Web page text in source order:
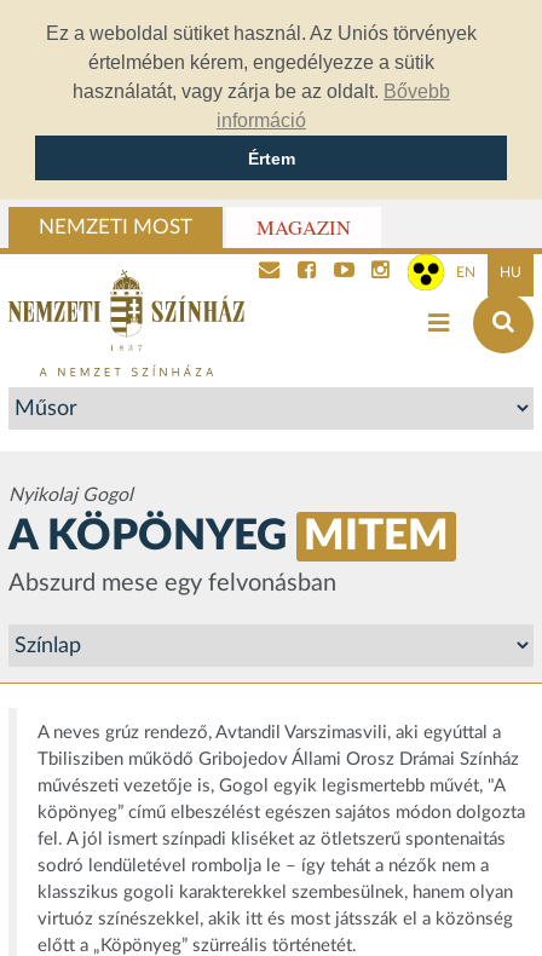
Ez a weboldal sütiket használ. Az Uniós törvények
értelmében kérem, engedélyezze a sütik
használatát, vagy zárja be az oldalt. Bővebb
információ
Értem
NEMZETI MOST MAGAZIN
EN HU
Nyikolaj Gogol
A KÖPÖNYEG MITEM
Abszurd mese egy felvonásban
A neves grúz rendező, Avtandil Varszimasvili, aki egyúttal a
Tbilisziben működő Gribojedov Állami Orosz Drámai Színház
művészeti vezetője is, Gogol egyik legismertebb művét, "A
köpönyeg” című elbeszélést egészen sajátos módon dolgozta
fel. A jól ismert színpadi kliséket az ötletszerű spontenaitás
sodró lendületével rombolja le – így tehát a nézők nem a
klasszikus gogoli karakterekkel szembesülnek, hanem olyan
virtuóz színészekkel, akik itt és most játsszák el a közönség
előtt a „Köpönyeg” szürreális történetét.